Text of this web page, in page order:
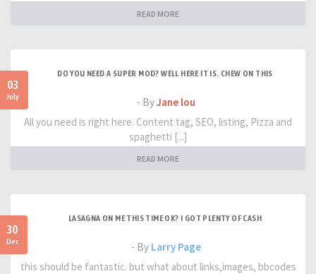
READ MORE
03
July
DO YOU NEED A SUPER MOD? WELL HERE IT IS. CHEW ON THIS
- ByJane lou
All you need is right here. Content tag, SEO, listing, Pizza and
spaghetti [...]
READ MORE
30
Dec
LASAGNA ON ME THIS TIME OK? I GOT PLENTY OF CASH
- By Larry Page
this should be fantastic. but what about links,images, bbcodes